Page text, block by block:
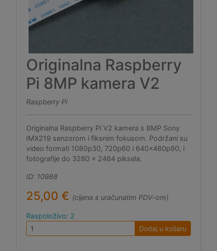
Originalna Raspberry
Pi 8MP kamera V2
Raspberry Pi
Originalna Raspberry Pi V2 kamera s 8MP Sony
IMX219 senzorom i fiksnim fokusom. Podržani su
video formati 1080p30, 720p60 i 640x480p90, i
fotografije do 3280 x 2464 piksela.
ID: 10988
25,00 € (cijena s uračunatim PDV-om)
Raspoloživo: 2
Dodaj u košaru